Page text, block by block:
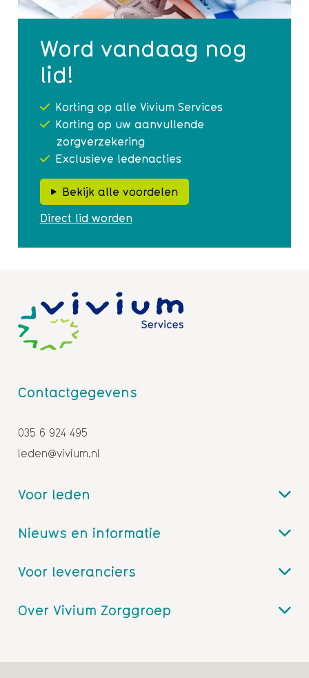
Word vandaag nog
lid!
Korting op alle Vivium Services
Korting op uw aanvullende
zorgverzekering
Exclusieve ledenacties
Bekijk alle voordelen
Direct lid worden
Contactgegevens
035 6 924 495
leden@vivium.nl
Voor leden
Nieuws en informatie
Voor leveranciers
Over Vivium Zorggroep